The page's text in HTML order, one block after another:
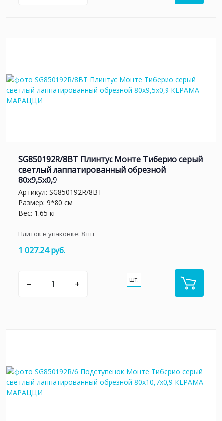
SG850192R/8BT Плинтус Монте Тиберио серый
светлый лаппатированный обрезной
80x9,5x0,9
Артикул: SG850192R/8BT
Размер: 9*80 см
Вес: 1.65 кг
Плиток в упаковке: 8шт
1 027.24 руб.
– + шт.